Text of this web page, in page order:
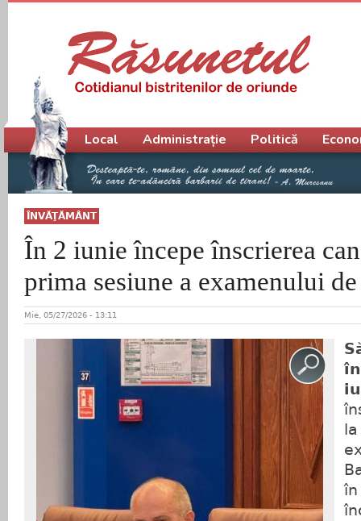
ÎNVĂŢĂMÂNT
În 2 iunie începe înscrierea
prima sesiune a examenului
Mie, 05/27/2026 - 13:11
în
Meniu principal
Local Administrație Politică